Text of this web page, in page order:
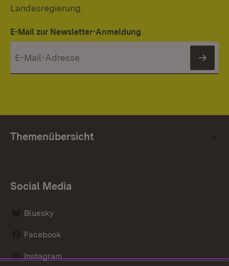
Landesregierung.
E-Mail zur Newsletter-Anmeldung
Themenübersicht
Social Media
Bluesky
Facebook
Instagram